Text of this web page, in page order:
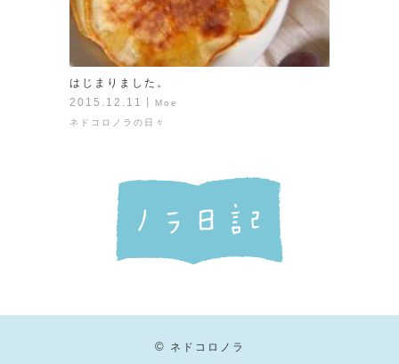
はじまりました。
2015.12.11
Moe
ネドコロノラの日々
© ネドコロノラ